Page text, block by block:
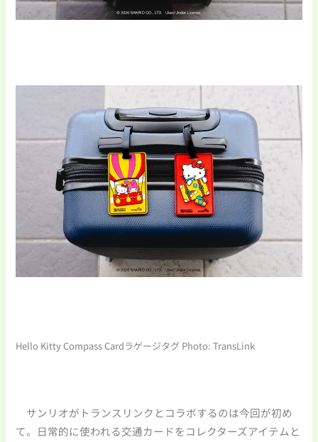
Hello Kitty Compass Cardラゲージタグ Photo: TransLink
サンリオがトランスリンクとコラボするのは今回が初め
て。日常的に使われる交通カードをコレクターズアイテムと